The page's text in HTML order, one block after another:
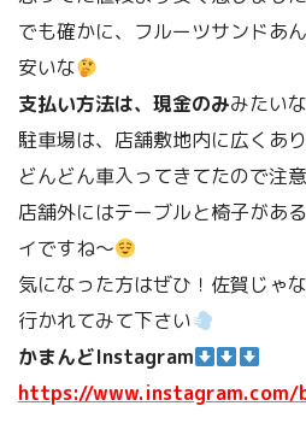
でも確かに、フルーツサンドあ
安いな
支払い方法は、現金のみみたい
駐車場は、店舗敷地内に広くあ
どんどん車入ってきてたので注
店舗外にはテーブルと椅子があ
イですね〜
気になった方はぜひ！佐賀じゃ
行かれてみて下さい
かまんどInstagram
https://www.instagram.com/